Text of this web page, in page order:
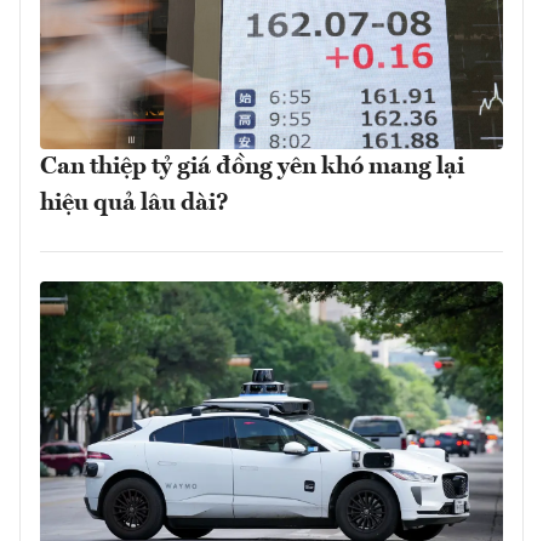
Can thiệp tỷ giá đồng yên khó mang lại
hiệu quả lâu dài?